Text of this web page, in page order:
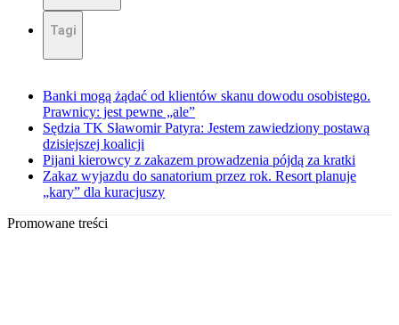
Tagi
Banki mogą żądać od klientów skanu dowodu osobistego.
Prawnicy: jest pewne „ale”
Sędzia TK Sławomir Patyra: Jestem zawiedziony postawą
dzisiejszej koalicji
Pijani kierowcy z zakazem prowadzenia pójdą za kratki
Zakaz wyjazdu do sanatorium przez rok. Resort planuje
„kary” dla kuracjuszy
Promowane treści